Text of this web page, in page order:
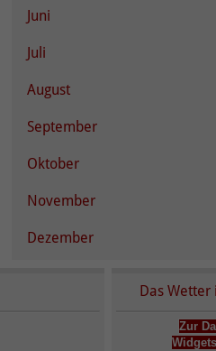
Juni
Juli
August
September
Oktober
November
Dezember
Das Wetter
Zur